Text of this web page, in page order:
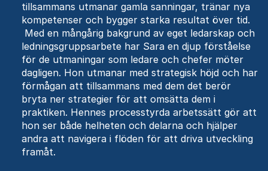
tillsammans utmanar gamla sanningar, tränar nya
kompetenser och bygger starka resultat över tid.
Med en mångårig bakgrund av eget ledarskap och
ledningsgruppsarbete har Sara en djup förståelse
för de utmaningar som ledare och chefer möter
dagligen. Hon utmanar med strategisk höjd och har
förmågan att tillsammans med dem det berör
bryta ner strategier för att omsätta dem i
praktiken. Hennes processtyrda arbetssätt gör att
hon ser både helheten och delarna och hjälper
andra att navigera i flöden för att driva utveckling
framåt.